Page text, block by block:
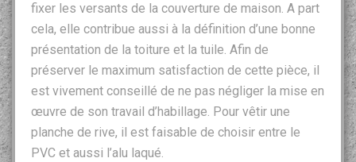
fixer les versants de la couverture de maison. A part
cela, elle contribue aussi à la définition d’une bonne
présentation de la toiture et la tuile. Afin de
préserver le maximum satisfaction de cette pièce, il
est vivement conseillé de ne pas négliger la mise en
œuvre de son travail d’habillage. Pour vêtir une
planche de rive, il est faisable de choisir entre le
PVC et aussi l’alu laqué.